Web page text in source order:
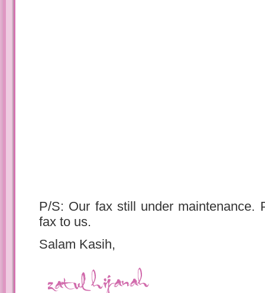
P/S: Our fax still under maintenance.
fax to us.
Salam Kasih,